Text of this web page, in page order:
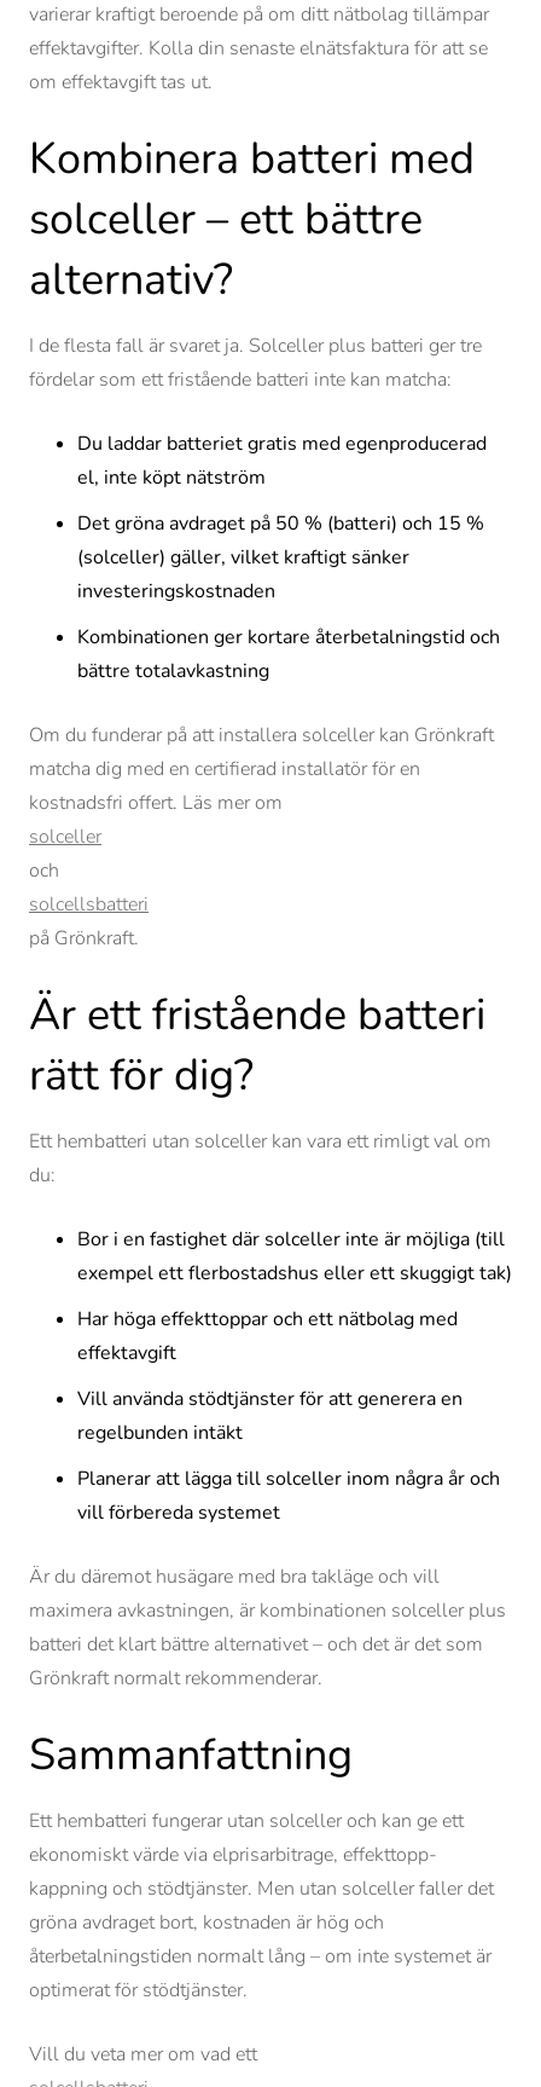
varierar kraftigt beroende på om ditt nätbolag tillämpar
effektavgifter. Kolla din senaste elnätsfaktura för att se
om effektavgift tas ut.
Kombinera batteri med
solceller – ett bättre
alternativ?
I de flesta fall är svaret ja. Solceller plus batteri ger tre
fördelar som ett fristående batteri inte kan matcha:
Du laddar batteriet gratis med egenproducerad
el, inte köpt nätström
Det gröna avdraget på 50 % (batteri) och 15 %
(solceller) gäller, vilket kraftigt sänker
investeringskostnaden
Kombinationen ger kortare återbetalningstid och
bättre totalavkastning
Om du funderar på att installera solceller kan Grönkraft
matcha dig med en certifierad installatör för en
kostnadsfri offert. Läs mer om
solceller
och
solcellsbatteri
på Grönkraft.
Är ett fristående batteri
rätt för dig?
Ett hembatteri utan solceller kan vara ett rimligt val om
du:
Bor i en fastighet där solceller inte är möjliga (till
exempel ett flerbostadshus eller ett skuggigt tak)
Har höga effekttoppar och ett nätbolag med
effektavgift
Vill använda stödtjänster för att generera en
regelbunden intäkt
Planerar att lägga till solceller inom några år och
vill förbereda systemet
Är du däremot husägare med bra takläge och vill
maximera avkastningen, är kombinationen solceller plus
batteri det klart bättre alternativet – och det är det som
Grönkraft normalt rekommenderar.
Sammanfattning
Ett hembatteri fungerar utan solceller och kan ge ett
ekonomiskt värde via elprisarbitrage, effekttopp-
kappning och stödtjänster. Men utan solceller faller det
gröna avdraget bort, kostnaden är hög och
återbetalningstiden normalt lång – om inte systemet är
optimerat för stödtjänster.
Vill du veta mer om vad ett